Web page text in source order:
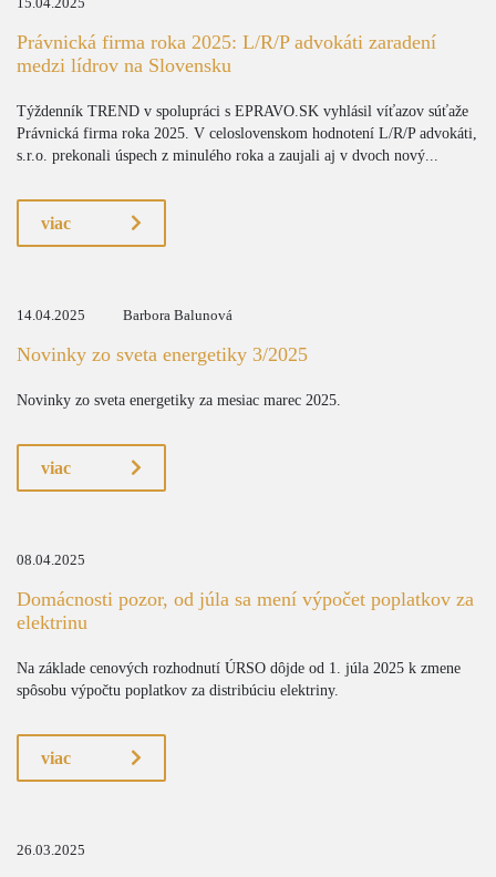
15.04.2025
Právnická firma roka 2025: L/R/P advokáti zaradení
medzi lídrov na Slovensku
Týždenník TREND v spolupráci s EPRAVO.SK vyhlásil víťazov súťaže
Právnická firma roka 2025. V celoslovenskom hodnotení L/R/P advokáti,
s.r.o. prekonali úspech z minulého roka a zaujali aj v dvoch nový...
viac
14.04.2025 Barbora Balunová
Novinky zo sveta energetiky 3/2025
Novinky zo sveta energetiky za mesiac marec 2025.
viac
08.04.2025
Domácnosti pozor, od júla sa mení výpočet poplatkov za
elektrinu
Na základe cenových rozhodnutí ÚRSO dôjde od 1. júla 2025 k zmene
spôsobu výpočtu poplatkov za distribúciu elektriny.
viac
26.03.2025